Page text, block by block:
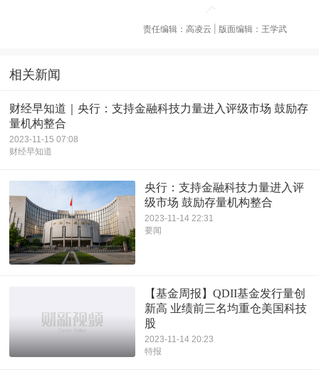
责任编辑：高凌云 | 版面编辑：王学武
相关新闻
财经早知道｜央行：支持金融科技力量进入评级市场 鼓励存
量机构整合
2023-11-15 07:08
财经早知道
央行：支持金融科技力量进入评
级市场 鼓励存量机构整合
2023-11-14 22:31
要闻
【基金周报】QDII基金发行量创
新高 业绩前三名均重仓美国科技
股
2023-11-14 20:23
特报